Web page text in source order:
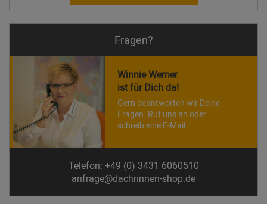
Fragen?
Winnie Werner
ist für Dich da!
Gern beantworten wir Deine
Fragen. Ruf uns an oder
schreib eine E-Mail.
Telefon: +49 (0) 3431 6060510
anfrage@dachrinnen-shop.de